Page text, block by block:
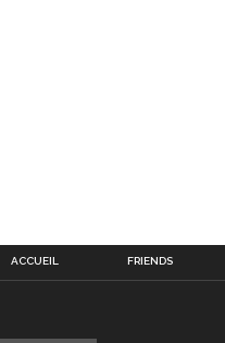
ACCUEIL FRIENDS